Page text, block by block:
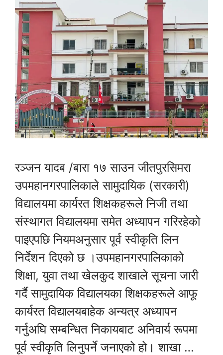
रञ्जन यादब /बारा १७ साउन जीतपुरसिमरा
उपमहानगरपालिकाले सामुदायिक (सरकारी)
विद्यालयमा कार्यरत शिक्षकहरूले निजी तथा
संस्थागत विद्यालयमा समेत अध्यापन गरिरहेको
पाइएपछि नियमअनुसार पूर्व स्वीकृति लिन
निर्देशन दिएको छ ।उपमहानगरपालिकाको
शिक्षा, युवा तथा खेलकुद शाखाले सूचना जारी
गर्दै सामुदायिक विद्यालयका शिक्षकहरूले आफू
कार्यरत विद्यालयबाहेक अन्यत्र अध्यापन
गर्नुअघि सम्बन्धित निकायबाट अनिवार्य रूपमा
पूर्व स्वीकृति लिनुपर्ने जनाएको हो। शाखा …